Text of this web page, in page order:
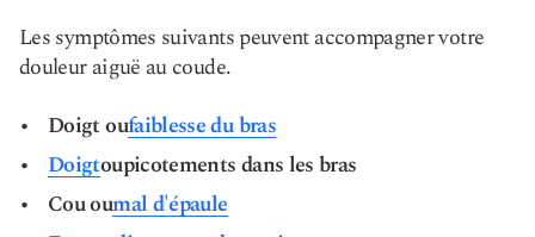
Les symptômes suivants peuvent accompagner votre
douleur aiguë au coude.
Doigt oufaiblesse du bras
Doigtoupicotements dans les bras
Cou oumal d'épaule